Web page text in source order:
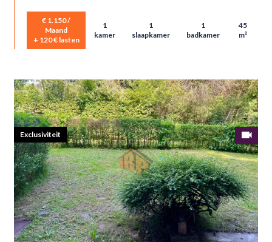
€ 1.150 /
Maand
+ 120 € lasten
1
kamer
1
slaapkamer
1
badkamer
45
m²
Exclusiviteit